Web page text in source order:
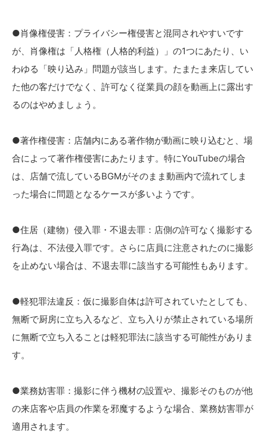
●肖像権侵害：プライバシー権侵害と混同されやすいです
が、肖像権は「人格権（人格的利益）」の1つにあたり、い
わゆる「映り込み」問題が該当します。たまたま来店してい
た他の客だけでなく、許可なく従業員の顔を動画上に露出す
るのはやめましょう。
●著作権侵害：店舗内にある著作物が動画に映り込むと、場
合によって著作権侵害にあたります。特にYouTubeの場合
は、店舗で流しているBGMがそのまま動画内で流れてしま
った場合に問題となるケースが多いようです。
●住居（建物）侵入罪・不退去罪：店側の許可なく撮影する
行為は、不法侵入罪です。さらに店員に注意されたのに撮影
を止めない場合は、不退去罪に該当する可能性もあります。
●軽犯罪法違反：仮に撮影自体は許可されていたとしても、
無断で厨房に立ち入るなど、立ち入りが禁止されている場所
に無断で立ち入ることは軽犯罪法に該当する可能性がありま
す。
●業務妨害罪：撮影に伴う機材の設置や、撮影そのものが他
の来店客や店員の作業を邪魔するような場合、業務妨害罪が
適用されます。